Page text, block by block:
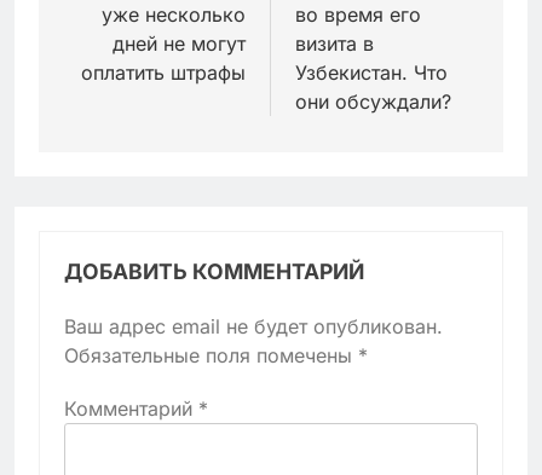
уже несколько
дней не могут
оплатить штрафы
во время его
визита в
Узбекистан. Что
они обсуждали?
ДОБАВИТЬ КОММЕНТАРИЙ
Ваш адрес email не будет опубликован.
Обязательные поля помечены *
Комментарий *